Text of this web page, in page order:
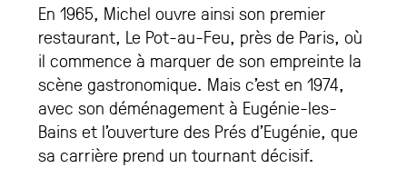
En 1965, Michel ouvre ainsi son premier
restaurant, Le Pot-au-Feu, près de Paris, où
il commence à marquer de son empreinte la
scène gastronomique. Mais c’est en 1974,
avec son déménagement à Eugénie-les-
Bains et l’ouverture des Prés d’Eugénie, que
sa carrière prend un tournant décisif.